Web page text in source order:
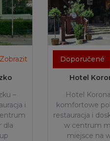
–
i
dla
Doporučené
Hotel
Hotel
komfortowe
restauracja i
w centrum
miejsce na